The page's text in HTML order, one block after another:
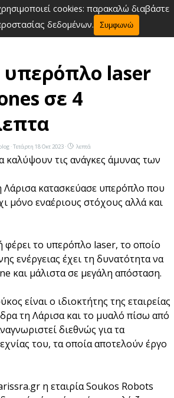
cookies: παρακαλώ διαβάστε
δεδομένων.
Συμφωνώ
μενού
υπερόπλο laser
σε 4
· Τετάρτη 18 Οκτ 2023 · λεπτά
τις ανάγκες άμυνας των
Λάρισα κατασκεύασε υπερόπλο που
μόνο εναέριους στόχους αλλά και
φέρει το υπερόπλο laser, το οποίο
ενέργειας έχει τη δυνατότητα να
και μάλιστα σε μεγάλη απόσταση.
είναι ο ιδιοκτήτης της εταιρείας
τη Λάρισα και το μυαλό πίσω από
διεθνώς για τα
του, τα οποία αποτελούν έργο
η εταιρία Soukos Robots